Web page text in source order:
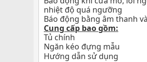
nhiệt độ quá ngưỡng
Báo động bằng âm thanh
Cung cấp bao gồm:
Tủ chính
Ngăn kéo đựng mẫu
Hướng dẫn sử dụng